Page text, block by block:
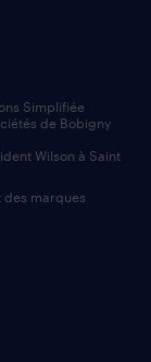
Simplifiée
de Bobigny
Wilson à Saint
des marques